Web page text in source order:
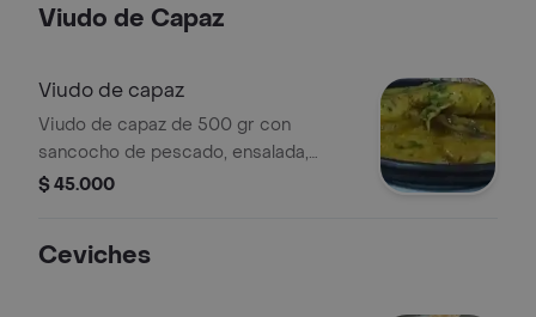
Viudo de Capaz
Viudo de capaz
Viudo de capaz de 500 gr con
sancocho de pescado, ensalada,
patacón y arroz a elección.
$ 45.000
Ceviches